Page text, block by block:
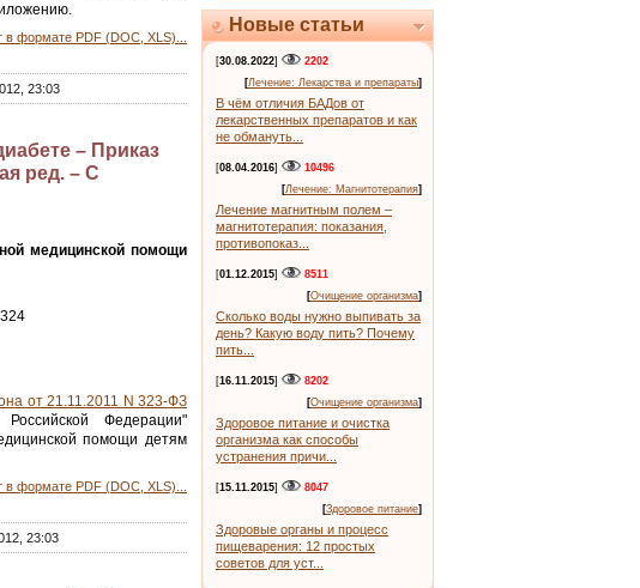
в формате PDF (DOC, XLS)...
23:03
– Приказ
ред. – С
медицинской помощи
от 21.11.2011 N 323-ФЗ
Федерации"
помощи детям
в формате PDF (DOC, XLS)...
23:03
Новые статьи
[30.08.2022]
2202
[Лечение: Лекарства и препараты]
В чём отличия БАДов от
лекарственных препаратов и как
не обмануть...
[08.04.2016]
10496
[Лечение: Магнитотерапия]
Лечение магнитным полем –
магнитотерапия: показания,
противопоказ...
[01.12.2015]
8511
[Очищение организма]
Сколько воды нужно выпивать за
день? Какую воду пить? Почему
пить...
[16.11.2015]
8202
[Очищение организма]
Здоровое питание и очистка
организма как способы
устранения причи...
[15.11.2015]
8047
[Здоровое питание]
Здоровые органы и процесс
пищеварения: 12 простых
советов для уст...